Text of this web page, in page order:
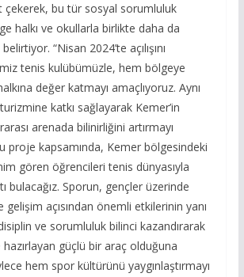
çekerek, bu tür sosyal sorumluluk
halkı ve okullarla birlikte daha da
“Nisan 2024’te açılışını
tenis kulübümüzle, hem bölgeye
değer katmayı amaçlıyoruz. Aynı
katkı sağlayarak Kemer’in
arenada bilinirliğini artırmayı
proje kapsamında, Kemer bölgesindeki
gören öğrencileri tenis dünyasıyla
bulacağız. Sporun, gençler üzerinde
gelişim açısından önemli etkilerinin yanı
ve sorumluluk bilinci kazandırarak
hazırlayan güçlü bir araç olduğuna
hem spor kültürünü yaygınlaştırmayı